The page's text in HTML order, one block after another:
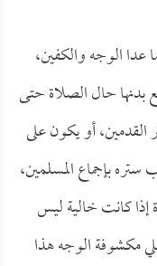
عدا الوجه والكفين،
بدنها حال الصلاة حتى
القدمين، أو يكون على
بإجماع المسلمين،
كانت خالية ليس
مكشوفة الوجه هذا